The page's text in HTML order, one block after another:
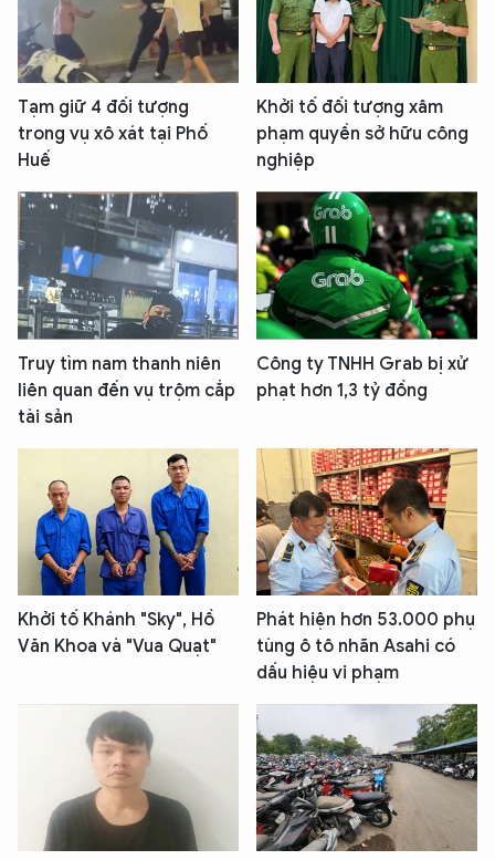
Tạm giữ 4 đối tượng
trong vụ xô xát tại Phố
Huế
Khởi tố đối tượng xâm
phạm quyền sở hữu công
nghiệp
Truy tìm nam thanh niên
liên quan đến vụ trộm cắp
tài sản
Công ty TNHH Grab bị xử
phạt hơn 1,3 tỷ đồng
Khởi tố Khánh "Sky", Hồ
Văn Khoa và "Vua Quạt"
Phát hiện hơn 53.000 phụ
tùng ô tô nhãn Asahi có
dấu hiệu vi phạm
Hãy hỏi tôi bất kỳ điều gì bạn cần biết về
An Ninh Thủ Đô nhé. Tôi sẵn sàng hỗ trợ!